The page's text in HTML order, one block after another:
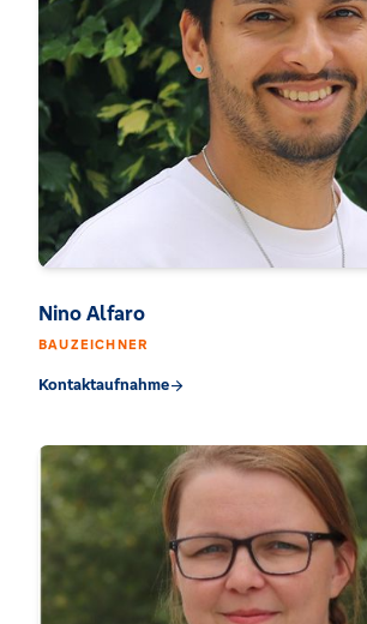
Nino Alfaro
BAUZEICHNER
Kontaktaufnahmearrow_forward